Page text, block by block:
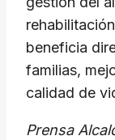
beneficia
familias,
calidad de
Prensa